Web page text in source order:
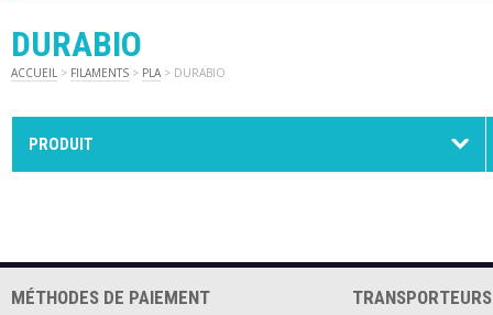
DURABIO
ACCUEIL > FILAMENTS > PLA > DURABIO
PRODUIT
MÉTHODES DE PAIEMENT TRANSPORTEURS